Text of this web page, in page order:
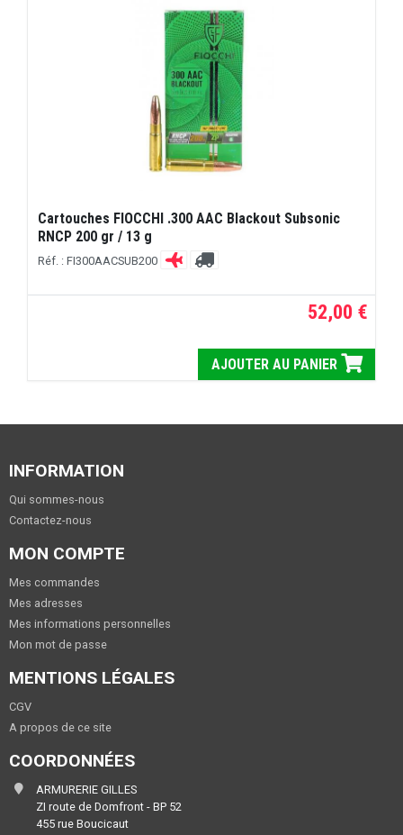
Cartouches FIOCCHI .300 AAC Blackout Subsonic
RNCP 200 gr / 13 g
Réf. : FI300AACSUB200
52,00 €
AJOUTER AU PANIER
INFORMATION
Qui sommes-nous
Contactez-nous
MON COMPTE
Mes commandes
Mes adresses
Mes informations personnelles
Mon mot de passe
MENTIONS LÉGALES
CGV
A propos de ce site
COORDONNÉES
ARMURERIE GILLES
ZI route de Domfront - BP 52
455 rue Boucicaut